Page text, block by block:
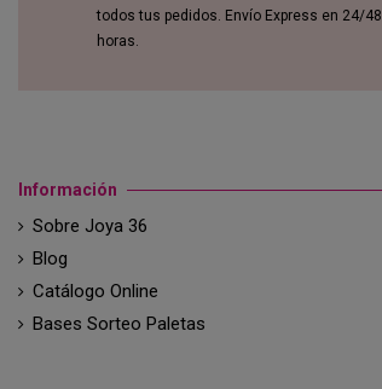
todos tus pedidos. Envío Express en 24/48
horas.
Información
Sobre Joya 36
Blog
Catálogo Online
Bases Sorteo Paletas